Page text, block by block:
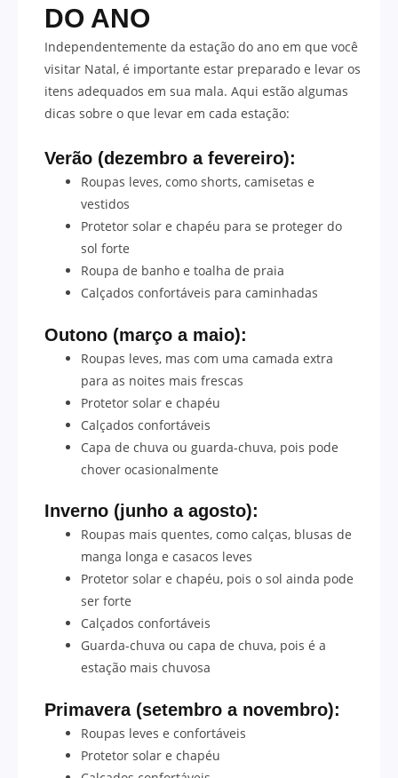
DO ANO
Independentemente da estação do ano em que você
visitar Natal, é importante estar preparado e levar os
itens adequados em sua mala. Aqui estão algumas
dicas sobre o que levar em cada estação:
Verão (dezembro a fevereiro):
Roupas leves, como shorts, camisetas e
vestidos
Protetor solar e chapéu para se proteger do
sol forte
Roupa de banho e toalha de praia
Calçados confortáveis para caminhadas
Outono (março a maio):
Roupas leves, mas com uma camada extra
para as noites mais frescas
Protetor solar e chapéu
Calçados confortáveis
Capa de chuva ou guarda-chuva, pois pode
chover ocasionalmente
Inverno (junho a agosto):
Roupas mais quentes, como calças, blusas de
manga longa e casacos leves
Protetor solar e chapéu, pois o sol ainda pode
ser forte
Calçados confortáveis
Guarda-chuva ou capa de chuva, pois é a
estação mais chuvosa
Primavera (setembro a novembro):
Roupas leves e confortáveis
Protetor solar e chapéu